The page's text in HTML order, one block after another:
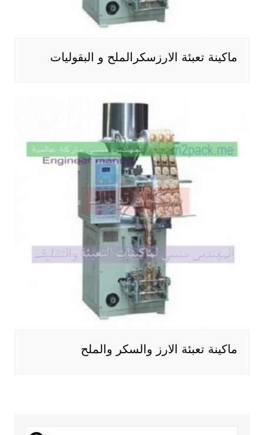
ماكينة تعبئة الارزسكرالملح و البقوليات
ماكينة تعبئة الارز والسكر والملح